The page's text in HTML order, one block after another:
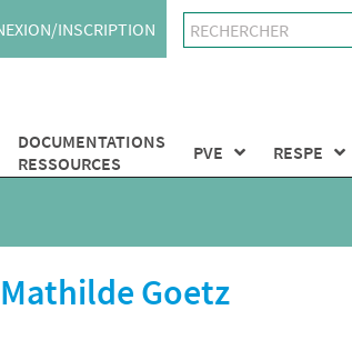
INSCRIPTION
DOCUMENTATIONS
RESSOURCES
PVE RESPE
Goetz